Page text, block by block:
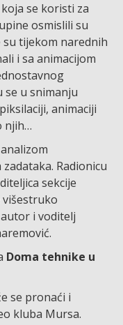
se koristi za
osmislili su
tijekom narednih
i sa animacijom
se u snimanju
animaciji
njih…
Radionicu
sekcije
i voditelj
Doma tehnike u
se pronaći i
kluba Mursa.